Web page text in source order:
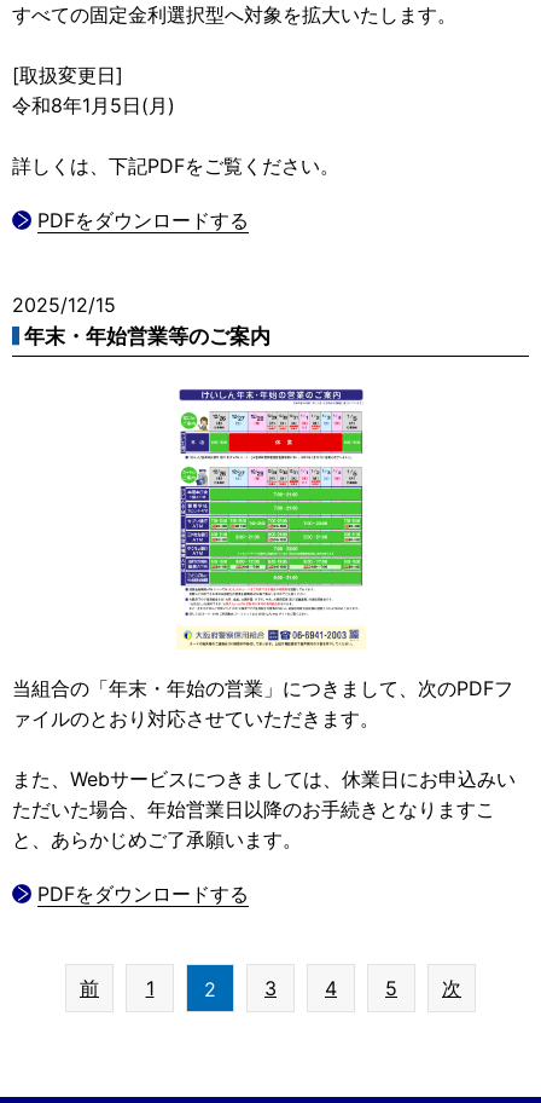
すべての固定金利選択型へ対象を拡大いたします。
[取扱変更日]
令和8年1月5日(月)
詳しくは、下記PDFをご覧ください。
PDFをダウンロードする
2025/12/15
年末・年始営業等のご案内
当組合の「年末・年始の営業」につきまして、次のPDFフ
ァイルのとおり対応させていただきます。
また、Webサービスにつきましては、休業日にお申込みい
ただいた場合、年始営業日以降のお手続きとなりますこ
と、あらかじめご了承願います。
PDFをダウンロードする
前 1 2 3 4 5 次